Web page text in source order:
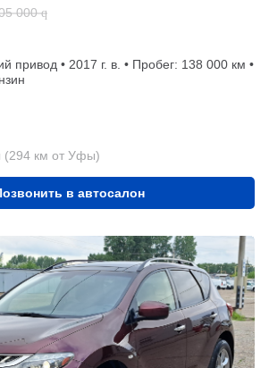
000 q
привод • 2017 г. в. • Пробег: 138 000 км •
км от Уфы)
в автосалон